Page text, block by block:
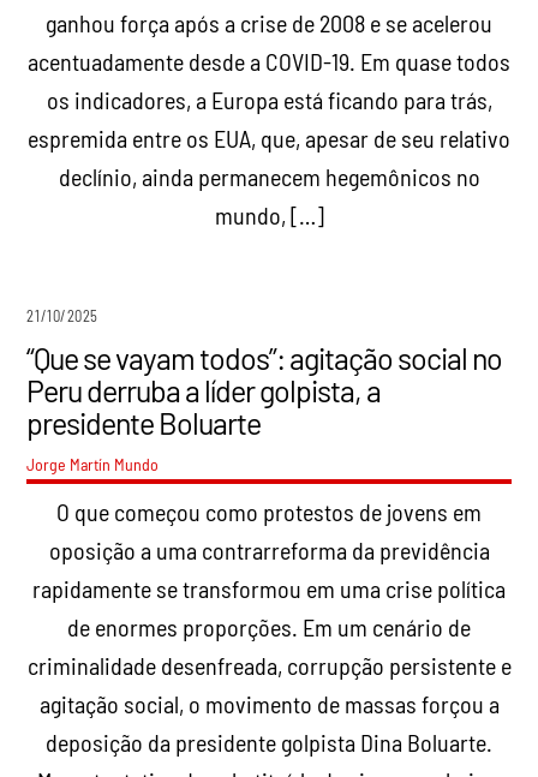
ganhou força após a crise de 2008 e se acelerou
acentuadamente desde a COVID-19. Em quase todos
os indicadores, a Europa está ficando para trás,
espremida entre os EUA, que, apesar de seu relativo
declínio, ainda permanecem hegemônicos no
mundo, […]
21/10/2025
“Que se vayam todos”: agitação social no
Peru derruba a líder golpista, a
presidente Boluarte
Jorge Martín Mundo
O que começou como protestos de jovens em
oposição a uma contrarreforma da previdência
rapidamente se transformou em uma crise política
de enormes proporções. Em um cenário de
criminalidade desenfreada, corrupção persistente e
agitação social, o movimento de massas forçou a
deposição da presidente golpista Dina Boluarte.